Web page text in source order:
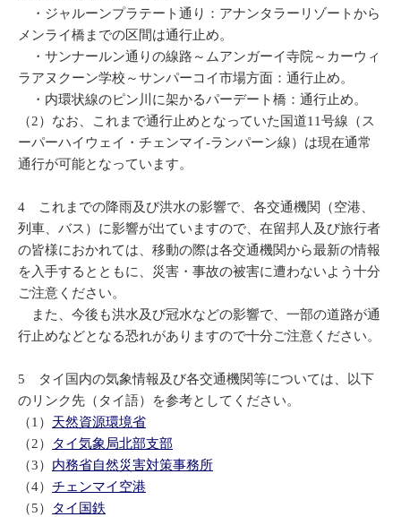
・ジャルーンプラテート通り：アナンタラーリゾートから
メンライ橋までの区間は通行止め。
・サンナールン通りの線路～ムアンガーイ寺院～カーウィ
ラアヌクーン学校～サンパーコイ市場方面：通行止め。
・内環状線のピン川に架かるパーデート橋：通行止め。
（2）なお、これまで通行止めとなっていた国道11号線（ス
ーパーハイウェイ・チェンマイ-ランパーン線）は現在通常
通行が可能となっています。
4 これまでの降雨及び洪水の影響で、各交通機関（空港、
列車、バス）に影響が出ていますので、在留邦人及び旅行者
の皆様におかれては、移動の際は各交通機関から最新の情報
を入手するとともに、災害・事故の被害に遭わないよう十分
ご注意ください。
また、今後も洪水及び冠水などの影響で、一部の道路が通
行止めなどとなる恐れがありますので十分ご注意ください。
5 タイ国内の気象情報及び各交通機関等については、以下
のリンク先（タイ語）を参考としてください。
（1） 天然資源環境省
（2）
タイ気象局北部支部
（3） 内務省自然災害対策事務所
（4） チェンマイ空港
（5）
タイ国鉄